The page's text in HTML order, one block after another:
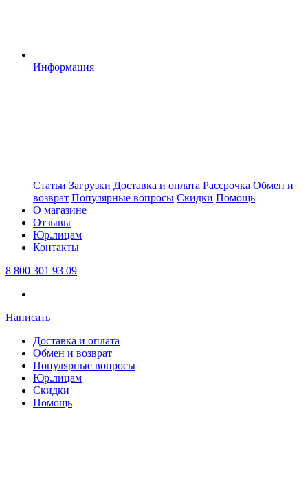
Информация
Статьи Загрузки Доставка и оплата Рассрочка Обмен и
возврат Популярные вопросы Скидки Помощь
О магазине
Отзывы
Юр.лицам
Контакты
8 800 301 93 09
Написать
Доставка и оплата
Обмен и возврат
Популярные вопросы
Юр.лицам
Скидки
Помощь